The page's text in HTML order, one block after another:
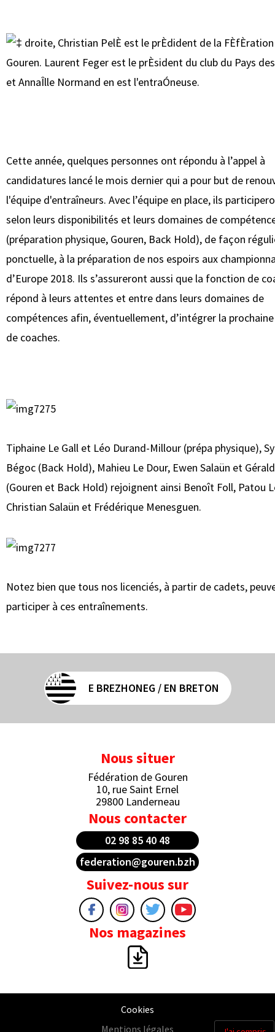
Cette année, quelques personnes ont répondu à l’appel à
candidatures lancé le mois dernier qui a pour but de
l'équipe d'entraîneurs. Avec l’équipe en place, ils
selon leurs disponibilités et leurs domaines de
(préparation physique, Gouren, Back Hold), de façon
ponctuelle, à la préparation de nos espoirs aux
d’Europe 2018. Ils s’assureront aussi que la fonction de
répond à leurs attentes et entre dans leurs domaines de
compétences afin, éventuellement, d’intégrer la
de coaches.
Tiphaine Le Gall et Léo Durand-Millour (prépa physique),
Bégoc (Back Hold), Mahieu Le Dour, Ewen Salaün et
(Gouren et Back Hold) rejoignent ainsi Benoît Foll, Patou
Christian Salaün et Frédérique Menesguen.
Notez bien que tous nos licenciés, à partir de cadets,
participer à ces entraînements.
E BREZHONEG / EN BRETON
Nous situer
Fédération de Gouren
10, rue Saint Ernel
29800 Landerneau
Nous contacter
02 98 85 40 48
federation@gouren.bzh
Suivez-nous sur
Nos magazines
Cookies
Mentions légales